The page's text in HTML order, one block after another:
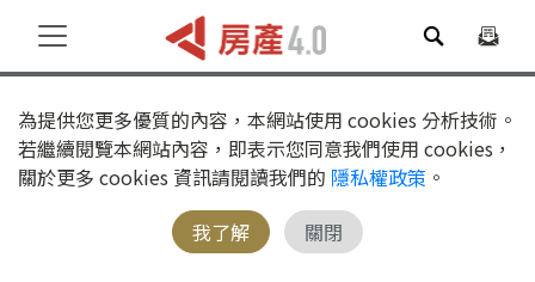
為提供您更多優質的內容，本網站使用 cookies 分析技術。
若繼續閱覽本網站內容，即表示您同意我們使用 cookies，
關於更多 cookies 資訊請閱讀我們的 隱私權政策 。
我了解
關閉